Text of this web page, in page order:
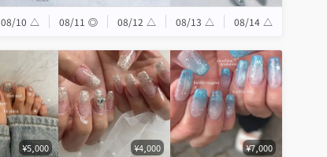
08/10 △ 08/11 ◎ 08/12 △ 08/13 △ 08/14 △
¥5,000 ¥4,000 ¥7,000